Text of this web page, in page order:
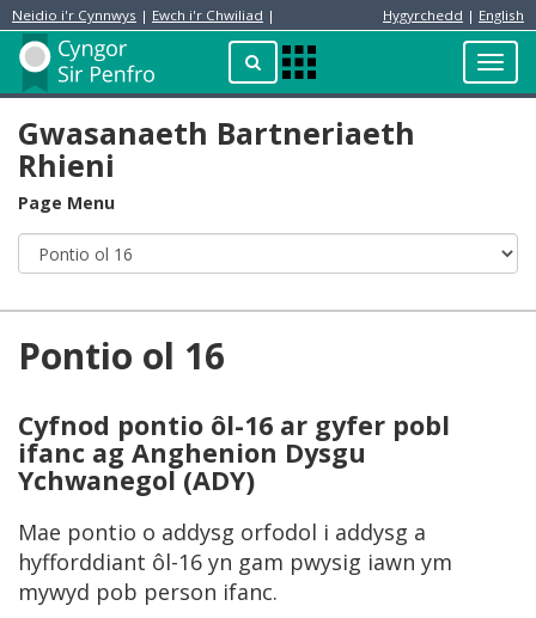
Neidio i'r Cynnwys | Ewch i'r Chwiliad | Hygyrchedd | English
ChwilioApps
Menu
Preswylydd
Gwasanaeth Bartneriaeth
Rhieni
Page Menu
Pontio ol 16
Cyfnod pontio ôl-16 ar gyfer pobl
ifanc ag Anghenion Dysgu
Ychwanegol (ADY)
Mae pontio o addysg orfodol i addysg a
hyfforddiant ôl-16 yn gam pwysig iawn ym
mywyd pob person ifanc.